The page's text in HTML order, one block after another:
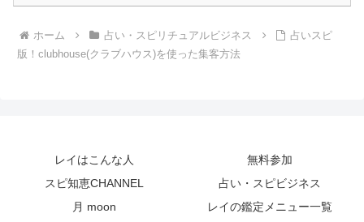
ホーム 占い・スピリチュアルビジネス
占いスピ
版！clubhouse(クラブハウス)を使った集客方法
レイはこんな人
無料参加
スピ知恵CHANNEL
占い・スピビジネス
月 moon
レイの鑑定メニュー一覧